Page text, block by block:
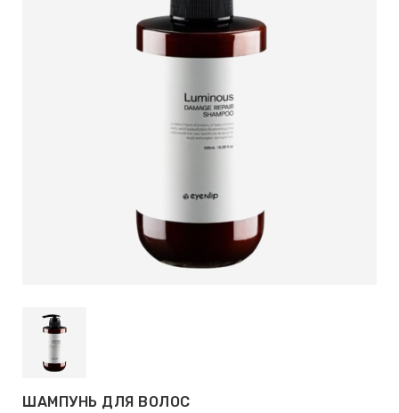
КРЕМЫ
ШАМПУНЬ ДЛЯ ВОЛОС